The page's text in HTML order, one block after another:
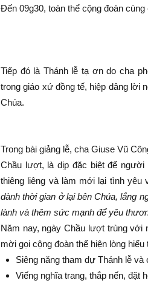
Đến 09g30, toàn thể cộng đoàn
Tiếp đó là Thánh lễ tạ ơn do cha
trong giáo xứ đồng tế, hiệp dâng lời
Chúa.
Trong bài giảng lễ, cha Giuse Vũ
Chầu lượt, là dịp đặc biệt để
thiêng liêng và làm mới lại tình yêu
dành thời gian ởlại bên Chúa, lắng
lành và thêm sức mạnh đểyêu thươ
Năm nay, ngày Chầu lượt trùng với
mời gọi cộng đoàn thể hiện lòng
Siêng năng tham dự Thánh lễ
Viếng nghĩa trang, thắp nến, đặt